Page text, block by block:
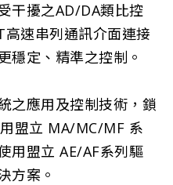
干擾之AD/DA類比控
速串列通訊介面連接
穩定、精準之控制。
之應用及控制技術，鎖
盟立 MA/MC/MF 系
用盟立 AE/AF系列驅
方案。